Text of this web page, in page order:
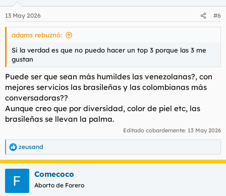
13 May 2026 #6
adams rebuznó:
Si la verdad es que no puedo hacer un top 3 porque las 3 me
gustan
Puede ser que sean más humildes las venezolanas?, con
mejores servicios las brasileñas y las colombianas más
conversadoras??
Aunque creo que por diversidad, color de piel etc, las
brasileñas se llevan la palma.
Editado cobardemente: 13 May 2026
R
e
a
zeusand
Comecoco
Aborto de Forero